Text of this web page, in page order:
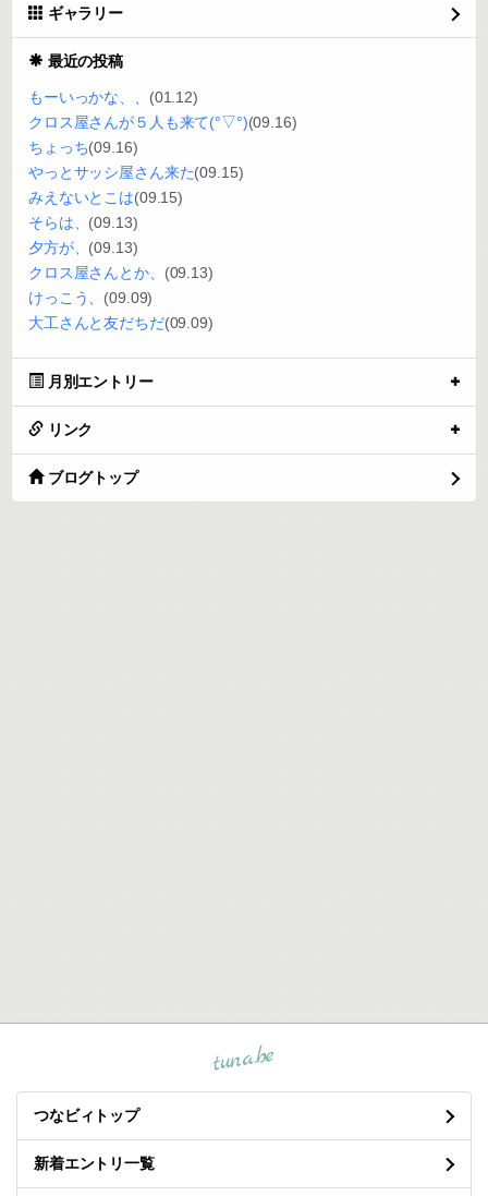
ギャラリー
最近の投稿
もーいっかな、、 (01.12)
クロス屋さんが５人も来て(°▽°)(09.16)
ちょっち(09.16)
やっとサッシ屋さん来た(09.15)
みえないとこは(09.15)
そらは、 (09.13)
夕方が、 (09.13)
クロス屋さんとか、 (09.13)
けっこう、 (09.09)
大工さんと友だちだ(09.09)
月別エントリー
リンク
ブログトップ
tuna.be
つなビィトップ
新着エントリ一覧